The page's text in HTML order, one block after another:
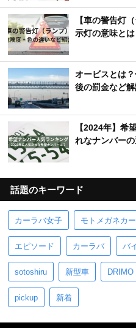
【車の警告灯
示灯の意味とは
オービスとは
後の罰金など
【2024年】希
れなナンバー
話題のキーワード
カーラバ女子 モトメガネカ
エピソード カーラバ バ
sotoshiru 新型車 DRIMO
pickup 新着